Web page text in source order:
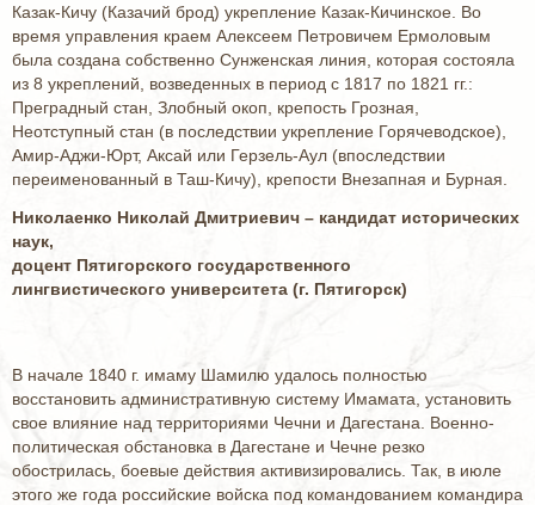
Казак-Кичу (Казачий брод) укрепление Казак-Кичинское. Во
время управления краем Алексеем Петровичем Ермоловым
была создана собственно Сунженская линия, которая состояла
из 8 укреплений, возведенных в период с 1817 по 1821 гг.:
Преградный стан, Злобный окоп, крепость Грозная,
Неотступный стан (в последствии укрепление Горячеводское),
Амир-Аджи-Юрт, Аксай или Герзель-Аул (впоследствии
переименованный в Таш-Кичу), крепости Внезапная и Бурная.
Николаенко Николай Дмитриевич – кандидат исторических
наук,
доцент Пятигорского государственного
лингвистического университета (г. Пятигорск)
В начале 1840 г. имаму Шамилю удалось полностью
восстановить административную систему Имамата, установить
свое влияние над территориями Чечни и Дагестана. Военно-
политическая обстановка в Дагестане и Чечне резко
обострилась, боевые действия активизировались. Так, в июле
этого же года российские войска под командованием командира